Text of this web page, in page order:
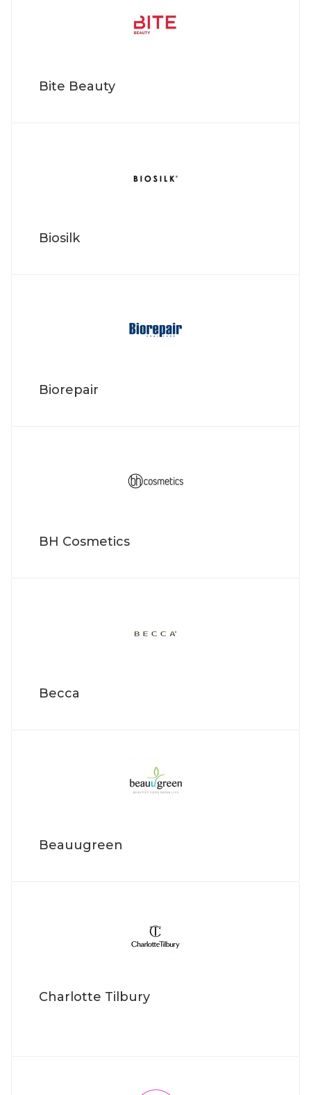
Bite Beauty
Biosilk
Biorepair
BH Cosmetics
Becca
Beauugreen
Charlotte Tilbury